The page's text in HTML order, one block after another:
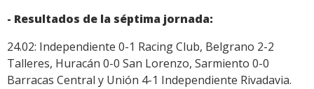
- Resultados de la séptima jornada:
24.02: Independiente 0-1 Racing Club, Belgrano 2-2
Talleres, Huracán 0-0 San Lorenzo, Sarmiento 0-0
Barracas Central y Unión 4-1 Independiente Rivadavia.